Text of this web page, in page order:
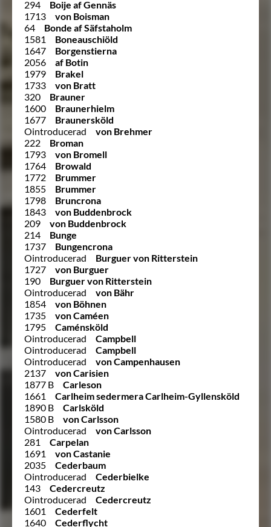
294
Boije af Gennäs
1713
von Boisman
64
Bonde af Säfstaholm
1581
Boneauschiöld
1647
Borgenstierna
2056
af Botin
1979
Brakel
1733
von Bratt
320
Brauner
1600
Braunerhielm
1677
Braunersköld
Ointroducerad
von Brehmer
222
Broman
1793
von Bromell
1764
Browald
1772
Brummer
1855
Brummer
1798
Bruncrona
1843
von Buddenbrock
209
von Buddenbrock
214
Bunge
1737
Bungencrona
Ointroducerad
Burguer von Ritterstein
1727
von Burguer
190
Burguer von Ritterstein
Ointroducerad
von Bähr
1854
von Böhnen
1735
von Caméen
1795
Caménsköld
Ointroducerad
Campbell
Ointroducerad
Campbell
Ointroducerad
von Campenhausen
2137
von Carisien
1877 B
Carleson
1661
Carlheim sedermera Carlheim-Gyllensköld
1890 B
Carlsköld
1580 B
von Carlsson
Ointroducerad
von Carlsson
281
Carpelan
1691
von Castanie
2035
Cederbaum
Ointroducerad
Cederbielke
143
Cedercreutz
Ointroducerad
Cedercreutz
1601
Cederfelt
1640
Cederflycht